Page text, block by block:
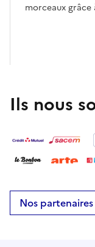
morceaux grâce
Ils nous
Nos partenaires